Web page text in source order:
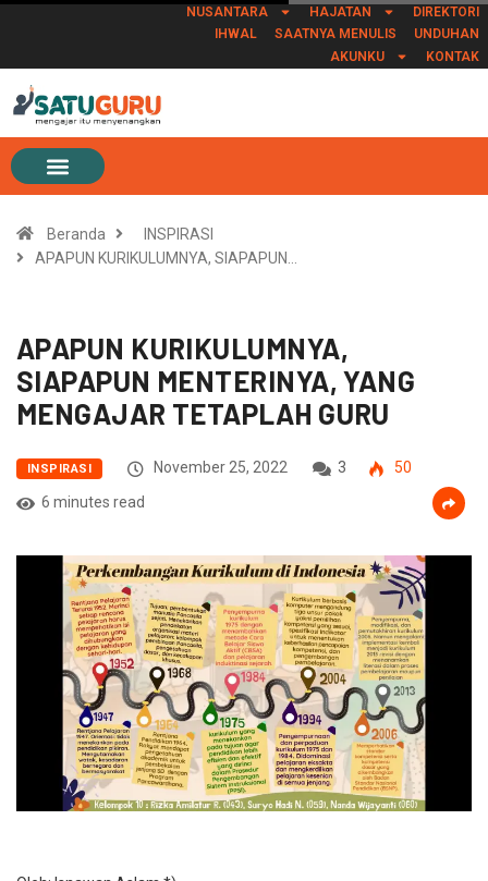
NUSANTARA HAJATAN
DIREKTORI
IHWAL
SAATNYA MENULIS
UNDUHAN
AKUNKU
KONTAK
Beranda
INSPIRASI
APAPUN KURIKULUMNYA, SIAPAPUN…
APAPUN KURIKULUMNYA,
SIAPAPUN MENTERINYA, YANG
MENGAJAR TETAPLAH GURU
INSPIRASI November 25, 2022 3
50
6 minutes read